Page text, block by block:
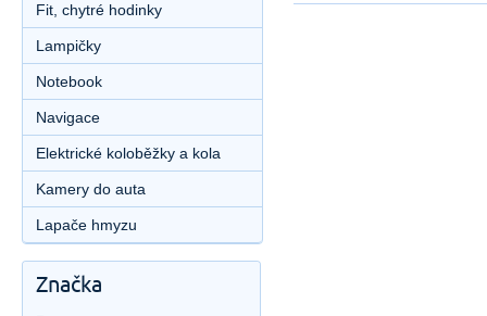
Fit, chytré hodinky
Lampičky
Notebook
Navigace
Elektrické koloběžky a kola
Kamery do auta
Lapače hmyzu
Značka